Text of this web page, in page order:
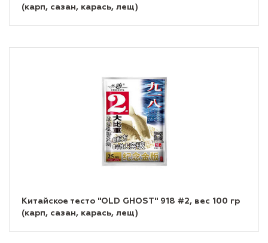
(карп, сазан, карась, лещ)
Китайское тесто "OLD GHOST" 918 #2, вес 100 гр
(карп, сазан, карась, лещ)